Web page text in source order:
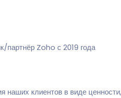
партнёр Zoho с 2019 года
клиентов в виде